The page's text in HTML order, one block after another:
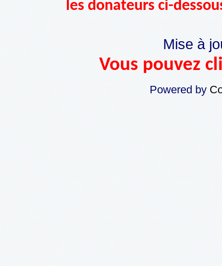
les donateurs ci-
Mise à
Vous pouvez
Powered by